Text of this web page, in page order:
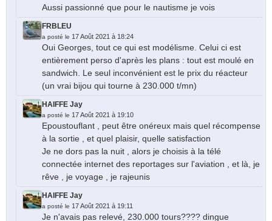
Aussi passionné que pour le nautisme je vois
FRBLEU
a posté le 17 Août 2021 à 18:24
Oui Georges, tout ce qui est modélisme. Celui ci est
entièrement perso d'après les plans : tout est moulé en
sandwich. Le seul inconvénient est le prix du réacteur
(un vrai bijou qui tourne à 230.000 t/mn)
HAIFFE Jay
a posté le 17 Août 2021 à 19:10
Epoustouflant , peut être onéreux mais quel récompense
à la sortie , et quel plaisir, quelle satisfaction
Je ne dors pas la nuit , alors je choisis à la télé
connectée internet des reportages sur l'aviation , et là, je
rêve , je voyage , je rajeunis
HAIFFE Jay
a posté le 17 Août 2021 à 19:11
Je n'avais pas relevé, 230.000 tours???? dingue